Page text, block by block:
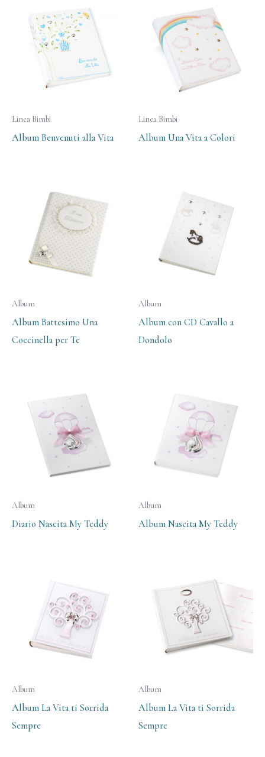
Linea Bimbi
Album Benvenuti alla Vita
Linea Bimbi
Album Una Vita a Colori
Album
Album Battesimo Una
Coccinella per Te
Album
Album con CD Cavallo a
Dondolo
Album
Diario Nascita My Teddy
Album
Album Nascita My Teddy
Album
Album La Vita ti Sorrida
Sempre
Album
Album La Vita ti Sorrida
Sempre